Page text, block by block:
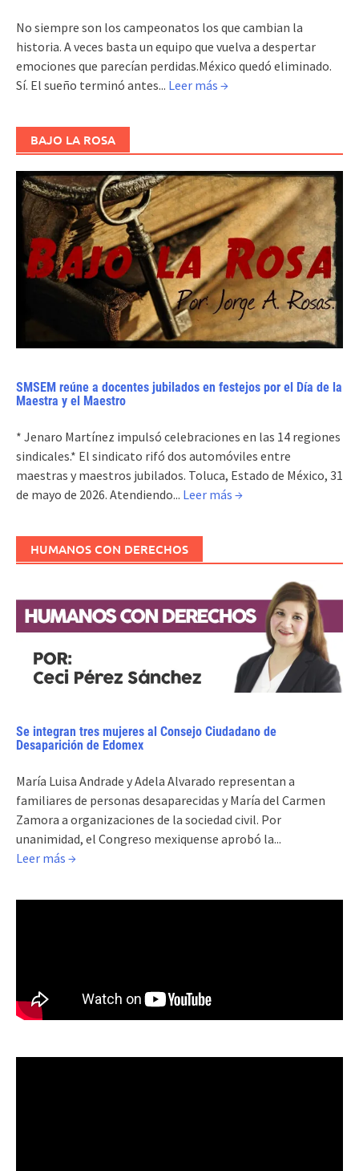
No siempre son los campeonatos los que cambian la
historia. A veces basta un equipo que vuelva a despertar
emociones que parecían perdidas.México quedó eliminado.
Sí. El sueño terminó antes... Leer más →
BAJO LA ROSA
SMSEM reúne a docentes jubilados en festejos por el Día de la
Maestra y el Maestro
* Jenaro Martínez impulsó celebraciones en las 14 regiones
sindicales.* El sindicato rifó dos automóviles entre
maestras y maestros jubilados. Toluca, Estado de México, 31
de mayo de 2026. Atendiendo... Leer más →
HUMANOS CON DERECHOS
Se integran tres mujeres al Consejo Ciudadano de
Desaparición de Edomex
María Luisa Andrade y Adela Alvarado representan a
familiares de personas desaparecidas y María del Carmen
Zamora a organizaciones de la sociedad civil. Por
unanimidad, el Congreso mexiquense aprobó la...
Leer más →